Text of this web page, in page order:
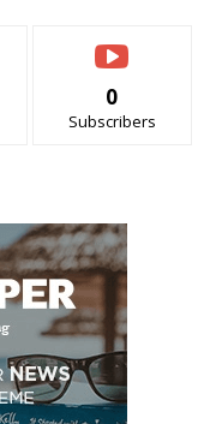
0
Subscribers